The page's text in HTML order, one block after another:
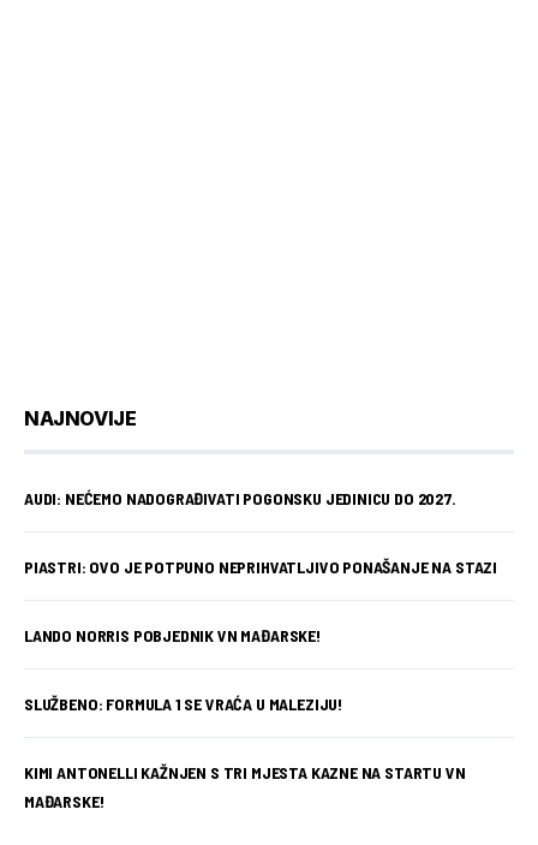
NAJNOVIJE
AUDI: NEĆEMO NADOGRAĐIVATI POGONSKU JEDINICU DO 2027.
PIASTRI: OVO JE POTPUNO NEPRIHVATLJIVO PONAŠANJE NA STAZI
LANDO NORRIS POBJEDNIK VN MAĐARSKE!
SLUŽBENO: FORMULA 1 SE VRAĆA U MALEZIJU!
KIMI ANTONELLI KAŽNJEN S TRI MJESTA KAZNE NA STARTU VN
MAĐARSKE!